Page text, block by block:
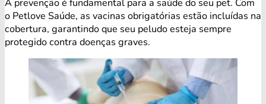
A prevenção é fundamental para a saúde do seu pet. Com
o Petlove Saúde, as vacinas obrigatórias estão incluídas na
cobertura, garantindo que seu peludo esteja sempre
protegido contra doenças graves.